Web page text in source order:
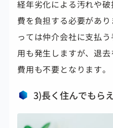
経年劣化による汚れや
費を負担する必要があ
っては仲介会社に支払
用も発生しますが、退
費用も不要となります。
3)長く住んでもら